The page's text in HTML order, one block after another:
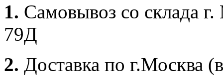
1. Самовывоз со склада
79Д
2. Доставка по г.Москва